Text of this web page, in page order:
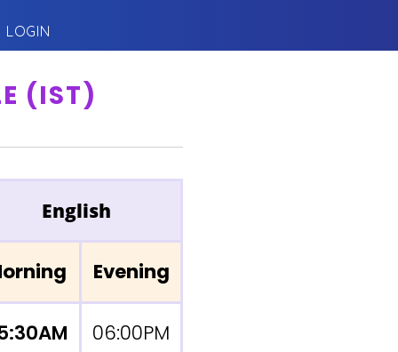
LOGIN
(IST)
English
Evening
06:00PM